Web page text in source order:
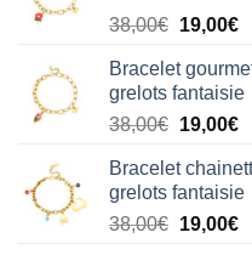
38,00€.
38,00€ Le
initial
était :
38,00€.
19,00€Le
Bracelet
grelots fantaisie
38,00€ Le
initial
était :
38,00€.
19,00€Le
Bracelet
grelots fantaisie
38,00€ Le
19,00€Le